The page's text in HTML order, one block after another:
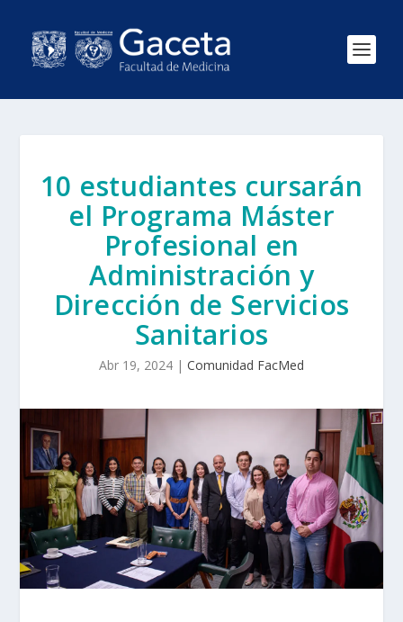
10 estudiantes cursarán
el Programa Máster
Profesional en
Administración y
Dirección de Servicios
Sanitarios
Abr 19, 2024 | Comunidad FacMed